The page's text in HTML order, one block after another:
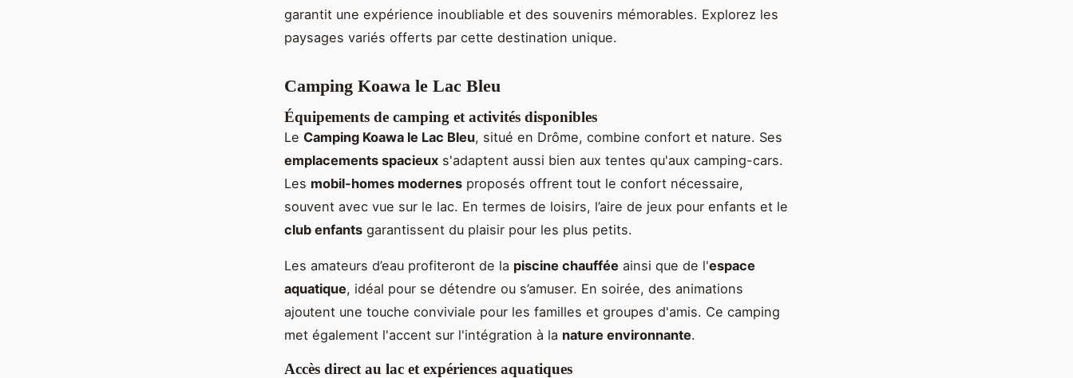
garantit une expérience inoubliable et des souvenirs mémorables. Explorez les
paysages variés offerts par cette destination unique.
Camping Koawa le Lac Bleu
Équipements de camping et activités disponibles
Le Camping Koawa le Lac Bleu, situé en Drôme, combine confort et nature. Ses
emplacements spacieux s'adaptent aussi bien aux tentes qu'aux camping-cars.
Les mobil-homes modernes proposés offrent tout le confort nécessaire,
souvent avec vue sur le lac. En termes de loisirs, l’aire de jeux pour enfants et le
club enfants garantissent du plaisir pour les plus petits.
Les amateurs d’eau profiteront de la piscine chauffée ainsi que de l'espace
aquatique, idéal pour se détendre ou s’amuser. En soirée, des animations
ajoutent une touche conviviale pour les familles et groupes d'amis. Ce camping
met également l'accent sur l'intégration à la nature environnante.
Accès direct au lac et expériences aquatiques